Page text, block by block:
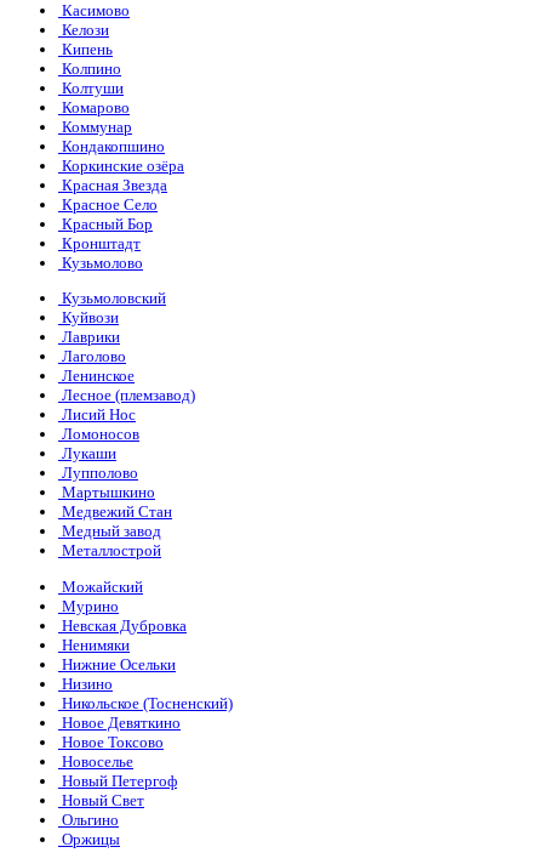
Касимово
Келози
Кипень
Колпино
Колтуши
Комарово
Коммунар
Кондакопшино
Коркинские озёра
Красная Звезда
Красное Село
Красный Бор
Кронштадт
Кузьмолово
Кузьмоловский
Куйвози
Лаврики
Лаголово
Ленинское
Лесное (племзавод)
Лисий Нос
Ломоносов
Лукаши
Лупполово
Мартышкино
Медвежий Стан
Медный завод
Металлострой
Можайский
Мурино
Невская Дубровка
Ненимяки
Нижние Осельки
Низино
Никольское (Тосненский)
Новое Девяткино
Новое Токсово
Новоселье
Новый Петергоф
Новый Свет
Ольгино
Оржицы